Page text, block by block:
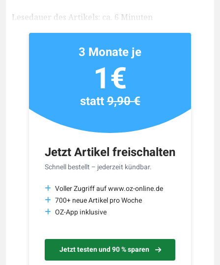
Lesedauer des Artikels: ca. 6 Minuten
Jetzt Artikel freischalten
Schnell bestellt – jederzeit kündbar.
Voller Zugriff auf www.oz-online.de
700+ neue Artikel pro Woche
OZ-App inklusive
Jetzt testen und 90 % sparen
3 Monate je
1€
statt9,90 €